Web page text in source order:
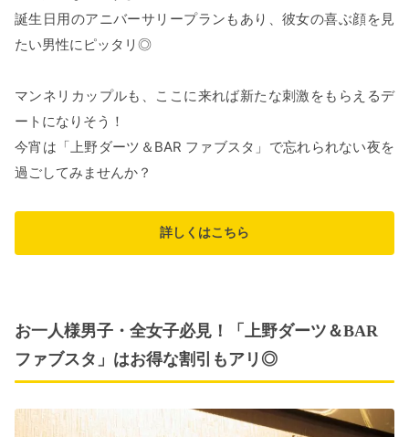
誕生日用のアニバーサリープランもあり、彼女の喜ぶ顔を見
たい男性にピッタリ◎
マンネリカップルも、ここに来れば新たな刺激をもらえるデ
ートになりそう！
今宵は「上野ダーツ＆BAR ファブスタ」で忘れられない夜を
過ごしてみませんか？
詳しくはこちら
お一人様男子・全女子必見！「上野ダーツ＆BAR
ファブスタ」はお得な割引もアリ◎